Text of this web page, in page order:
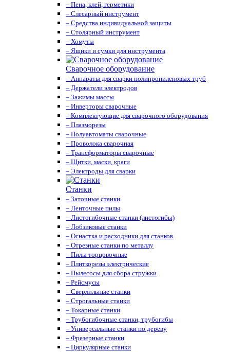
– Пена, клей, герметики
– Слесарный инструмент
– Средства индивидуальной защиты
– Столярный инструмент
– Хомуты
– Ящики и сумки для инструмента
Сварочное оборудование
– Аппараты для сварки полипропиленовых труб
– Держатели электродов
– Зажимы массы
– Инверторы сварочные
– Комплектующие для сварочного оборудования
– Плазморезы
– Полуавтоматы сварочные
– Проволока сварочная
– Трансформаторы сварочные
– Щитки, маски, краги
– Электроды для сварки
Станки
– Заточные станки
– Ленточные пилы
– Листогибочные станки (листогибы)
– Лобзиковые станки
– Оснастка и расходники для станков
– Отрезные станки по металлу
– Пилы торцовочные
– Плиткорезы электрические
– Пылесосы для сбора стружки
– Рейсмусы
– Сверлильные станки
– Строгальные станки
– Токарные станки
– Трубогибочные станки, трубогибы
– Универсальные станки по дереву
– Фрезерные станки
– Циркулярные станки